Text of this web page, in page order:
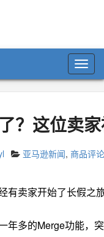
？这位卖
亚马逊新闻, 商品评
有卖家开始了长假
年多的Merge功能，